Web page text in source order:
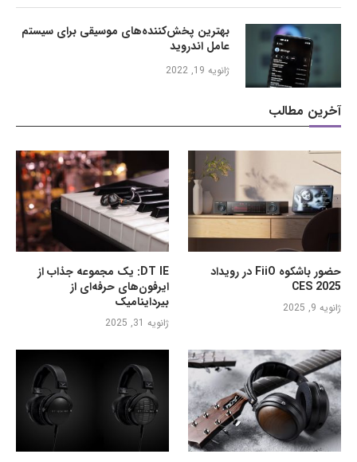
بهترین پخش‌کننده‌های موسیقی برای سیستم
عامل اندروید
ژانویه 19, 2022
آخرین مطالب
DT IE: یک مجموعه جذاب از
ایرفون‌های حرفه‌ای از
بیرداینامیک
ژانویه 31, 2025
حضور باشکوه FiiO در رویداد
CES 2025
ژانویه 9, 2025